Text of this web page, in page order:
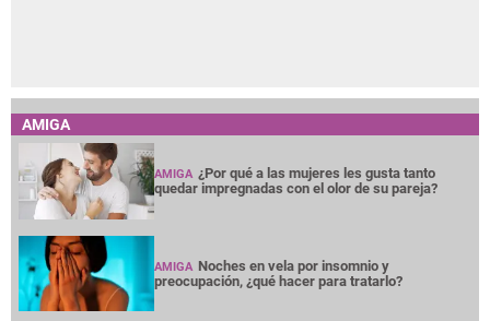
AMIGA
AMIGA ¿Por qué a las mujeres les gusta tanto
quedar impregnadas con el olor de su pareja?
AMIGA Noches en vela por insomnio y
preocupación, ¿qué hacer para tratarlo?